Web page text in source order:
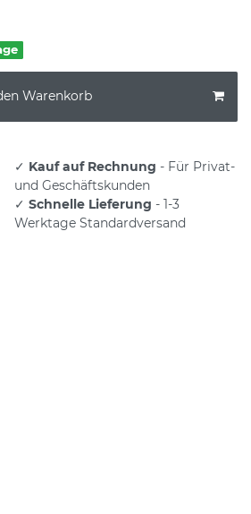
Warenkorb
✓ Kauf auf Rechnung - Für Privat-
und Geschäftskunden
✓ Schnelle Lieferung - 1-3
Werktage Standardversand